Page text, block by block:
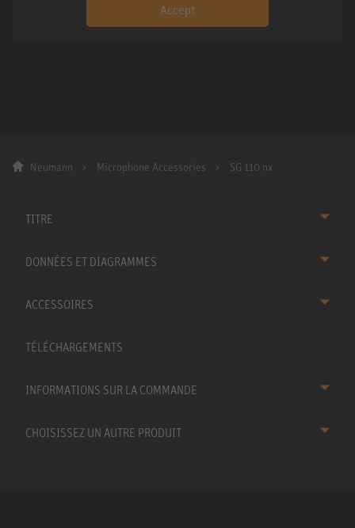
Accept
Neumann Microphone Accessories SG 110 nx
TITRE
DONNÉES ET DIAGRAMMES
ACCESSOIRES
TÉLÉCHARGEMENTS
INFORMATIONS SUR LA COMMANDE
CHOISISSEZ UN AUTRE PRODUIT